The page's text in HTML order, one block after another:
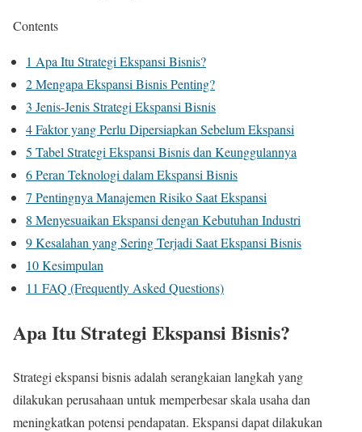
Contents
1 Apa Itu Strategi Ekspansi Bisnis?
2Mengapa Ekspansi Bisnis Penting?
3 Jenis-Jenis Strategi Ekspansi Bisnis
4Faktor yang Perlu Dipersiapkan Sebelum Ekspansi
5 Tabel Strategi Ekspansi Bisnis dan Keunggulannya
6Peran Teknologi dalam Ekspansi Bisnis
7 Pentingnya Manajemen Risiko Saat Ekspansi
8 Menyesuaikan Ekspansi dengan Kebutuhan Industri
9Kesalahan yang Sering Terjadi Saat Ekspansi Bisnis
10Kesimpulan
11 FAQ (Frequently Asked Questions)
Apa Itu Strategi Ekspansi Bisnis?
Strategi ekspansi bisnis adalah serangkaian langkah yang
dilakukan perusahaan untuk memperbesar skala usaha dan
meningkatkan potensi pendapatan. Ekspansi dapat dilakukan